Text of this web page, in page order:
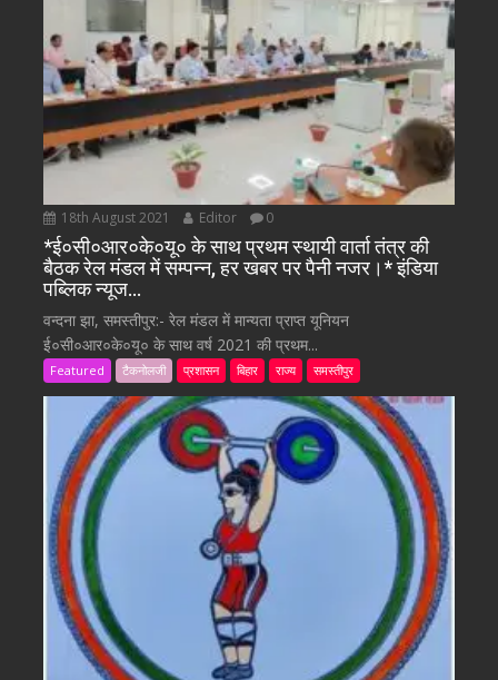
18th August 2021 Editor 0
*ई०सी०आर०के०यू० के साथ प्रथम स्थायी वार्ता तंत्र की
बैठक रेल मंडल में सम्पन्न, हर खबर पर पैनी नजर।* इंडिया
पब्लिक न्यूज…
वन्दना झा, समस्तीपुर:- रेल मंडल में मान्यता प्राप्त यूनियन
ई०सी०आर०के०यू० के साथ वर्ष 2021 की प्रथम...
Featured टैकनोलजी प्रशासन बिहार राज्य समस्तीपुर